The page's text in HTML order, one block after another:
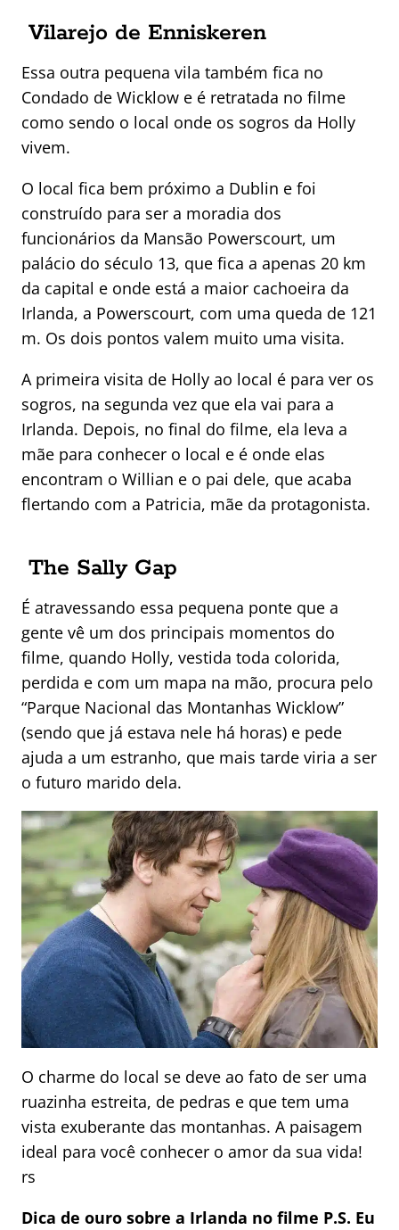
Vilarejo de Enniskeren
Essa outra pequena vila também fica no
Condado de Wicklow e é retratada no filme
como sendo o local onde os sogros da Holly
vivem.
O local fica bem próximo a Dublin e foi
construído para ser a moradia dos
funcionários da Mansão Powerscourt, um
palácio do século 13, que fica a apenas 20 km
da capital e onde está a maior cachoeira da
Irlanda, a Powerscourt, com uma queda de 121
m. Os dois pontos valem muito uma visita.
A primeira visita de Holly ao local é para ver os
sogros, na segunda vez que ela vai para a
Irlanda. Depois, no final do filme, ela leva a
mãe para conhecer o local e é onde elas
encontram o Willian e o pai dele, que acaba
flertando com a Patricia, mãe da protagonista.
The Sally Gap
É atravessando essa pequena ponte que a
gente vê um dos principais momentos do
filme, quando Holly, vestida toda colorida,
perdida e com um mapa na mão, procura pelo
“Parque Nacional das Montanhas Wicklow”
(sendo que já estava nele há horas) e pede
ajuda a um estranho, que mais tarde viria a ser
o futuro marido dela.
O charme do local se deve ao fato de ser uma
ruazinha estreita, de pedras e que tem uma
vista exuberante das montanhas. A paisagem
ideal para você conhecer o amor da sua vida!
rs
Dica de ouro sobre a Irlanda no filme P.S. Eu